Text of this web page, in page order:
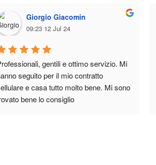
Giorgio Giacomin
09:23 12 Jul 24
gentili e ottimo servizio. Mi
seguito per il mio contratto
e casa tutto molto bene. Mi sono
bene lo consiglio